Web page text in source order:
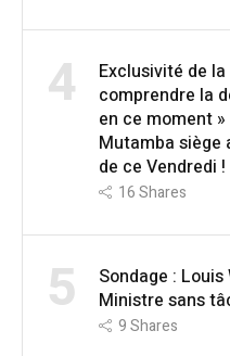
4
Exclusivité de
comprendre la
en ce moment
Mutamba siège
de ce Vendredi !
16Shares
5
Sondage :
Ministre sans
9Shares